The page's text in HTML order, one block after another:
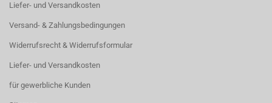
Liefer- und Versandkosten
Versand- & Zahlungsbedingungen
Widerrufsrecht & Widerrufsformular
Liefer- und Versandkosten
für gewerbliche Kunden